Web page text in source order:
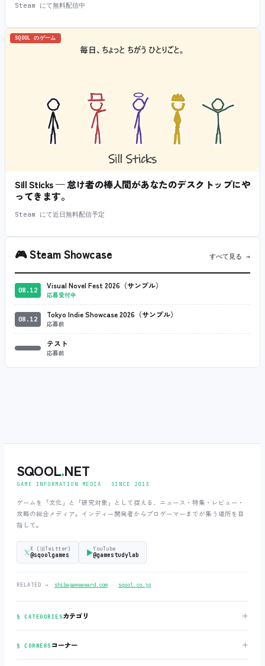
Steam にて無料配信中
SQOOL のゲーム
Sill Sticks — 怠け者の棒人間があなたのデスクトップにや
ってきます。
Steam にて近日無料配信予定
🎮Steam Showcase すべて見る →
08.12 Visual Novel Fest 2026（サンプル）
応募受付中
08.12 Tokyo Indie Showcase 2026（サンプル）
応募前
テスト
応募前
SQOOL.NET
GAME INFORMATION MEDIA ‧ SINCE 2013
ゲームを「文化」と「研究対象」として捉える、ニュース・特集・レビュー・
攻略の総合メディア。インディー開発者からプロゲーマーまでが集う場所を目
指して。
𝕏X (旧Twitter)
@sqoolgames ▶YouTube
@gamestudylab
RELATED → shibagameaward.com ‧ sqool.co.jp
§ CATEGORIESカテゴリ ＋
§ CORNERS コーナー ＋